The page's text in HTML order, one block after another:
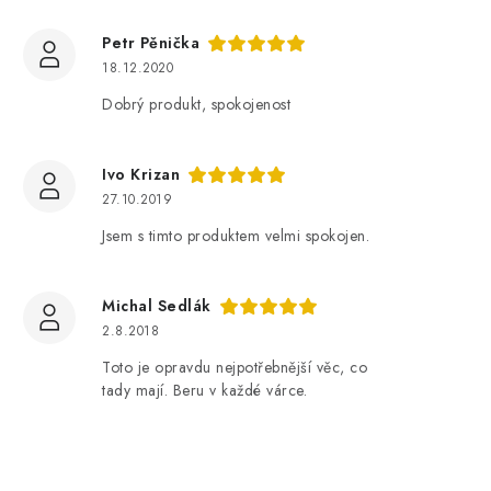
Petr Pěnička
18.12.2020
Dobrý produkt, spokojenost
Ivo Krizan
27.10.2019
Jsem s timto produktem velmi spokojen.
Michal Sedlák
2.8.2018
Toto je opravdu nejpotřebnější věc, co
tady mají. Beru v každé várce.